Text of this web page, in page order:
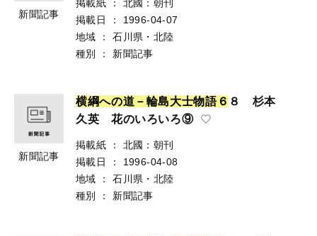
新聞記事
掲載紙 ：
北國：朝刊
掲載日
：
1996-04-07
地域
：
石川県・北陸
種別
： 新聞記事
新聞記事
横綱への道 － 輪島大士物語６ ８ 杉本
久英 花のいろいろ⑨
掲載紙 ：
北國：朝刊
掲載日
：
1996-04-08
地域
：
石川県・北陸
種別
： 新聞記事